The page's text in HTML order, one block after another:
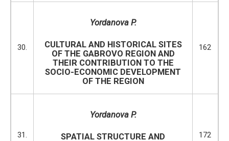
30.
Yordanova P.
CULTURAL AND HISTORICAL SITES
OF THE GABROVO REGION AND
THEIR CONTRIBUTION TO THE
SOCIO-ECONOMIC DEVELOPMENT
OF THE REGION
162
31.
Yordanova P.
SPATIAL STRUCTURE AND
172